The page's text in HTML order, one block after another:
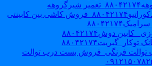
کابینتی
دوش۸۸۰۴۲۱۷۴
فرنگی_فروش بست درب توالت